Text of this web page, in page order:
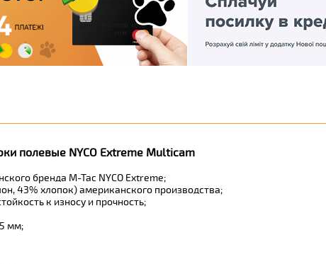
полевые NYCO Extreme Multicam
бренда M-Tac NYCO Extreme;
43% хлопок) американского производства;
к износу и прочность;
мм;